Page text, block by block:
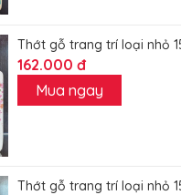
Thớt gỗ trang trí loại nhỏ
162.000 đ
Mua ngay
Thớt gỗ trang trí loại nhỏ